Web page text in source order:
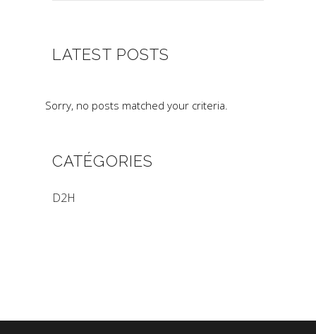
LATEST POSTS
Sorry, no posts matched your criteria.
CATÉGORIES
D2H